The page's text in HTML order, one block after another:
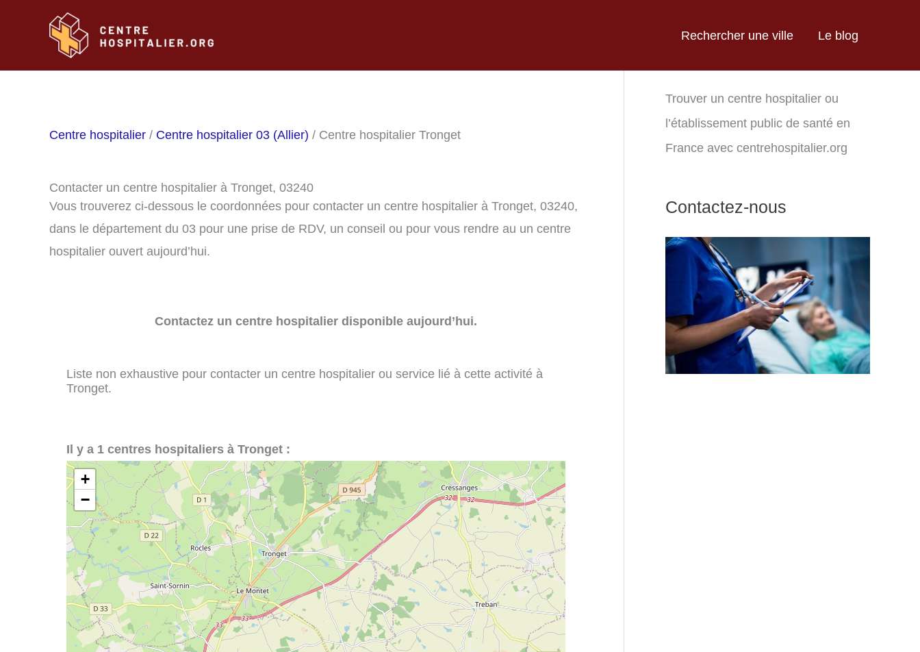
Rechercher une ville Le blog
Centre hospitalier / Centre hospitalier 03 (Allier) / Centre hospitalier Tronget
Contacter un centre hospitalier à Tronget, 03240
Vous trouverez ci-dessous le coordonnées pour contacter un centre hospitalier à Tronget, 03240,
dans le département du 03 pour une prise de RDV, un conseil ou pour vous rendre au un centre
hospitalier ouvert aujourd’hui.
Contactez un centre hospitalier disponible aujourd’hui.
Liste non exhaustive pour contacter un centre hospitalier ou service lié à cette activité à
Tronget.
Il y a 1 centres hospitaliers à Tronget :
+
−
Trouver un centre hospitalier ou
l’établissement public de santé en
France avec centrehospitalier.org
Contactez-nous